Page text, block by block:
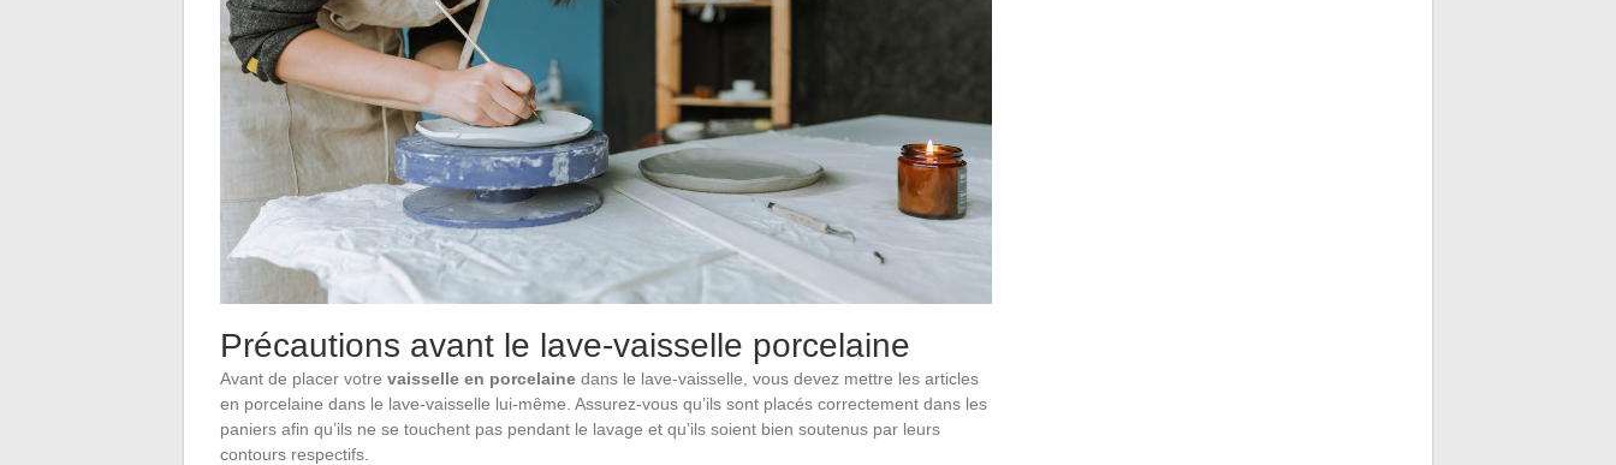
Précautions avant le lave-vaisselle porcelaine
Avant de placer votre vaisselle en porcelaine dans le lave-vaisselle, vous devez mettre les articles
en porcelaine dans le lave-vaisselle lui-même. Assurez-vous qu’ils sont placés correctement dans les
paniers afin qu’ils ne se touchent pas pendant le lavage et qu’ils soient bien soutenus par leurs
contours respectifs.